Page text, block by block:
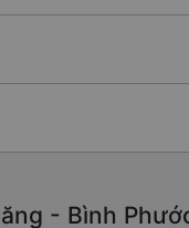
- Bình